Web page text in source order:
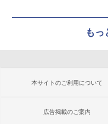
もっ
本サイトのご利用について
広告掲載のご案内